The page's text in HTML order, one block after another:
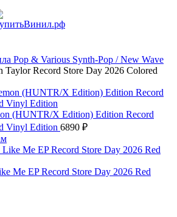
Pop & Various Synth-Pop / New Wave
Taylor Record Store Day 2026 Colored
(HUNTR/X Edition) Edition Record
Vinyl Edition 6890 ₽
Me EP Record Store Day 2026 Red